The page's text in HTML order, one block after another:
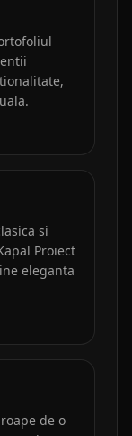
si
Proiect
eleganta
de o